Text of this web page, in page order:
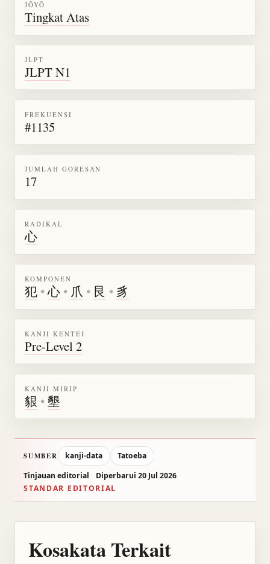
JŌYŌ
Tingkat Atas
JLPT
JLPT N1
FREKUENSI
#1135
JUMLAH GORESAN
17
RADIKAL
心
KOMPONEN
犯 •心 • 爪 • 艮 • 豸
KANJI KENTEI
Pre-Level 2
KANJI MIRIP
貇 •墾
SUMBER kanji-data
Tatoeba
Tinjauan editorial
Diperbarui 20 Jul 2026
STANDAR EDITORIAL
Kosakata Terkait